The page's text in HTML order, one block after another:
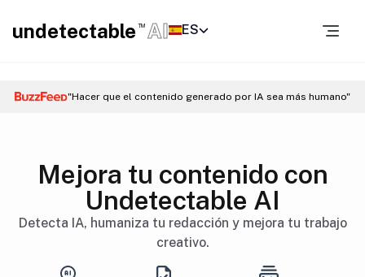
undetectable TM AI ES
"Hacer que el contenido generado por IA sea más humano"
Mejora tu contenido con
Undetectable AI
Detecta IA, humaniza tu redacción y mejora tu trabajo
creativo.